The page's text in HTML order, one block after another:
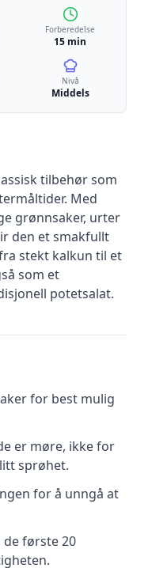
Forberedelse
15 min
Nivå
Middels
tilbehør som
Med
grønnsaker, urter
den et smakfullt
stekt kalkun til et
som et
potetsalat.
for best mulig
er møre, ikke for
sprøhet.
for å unngå at
første 20